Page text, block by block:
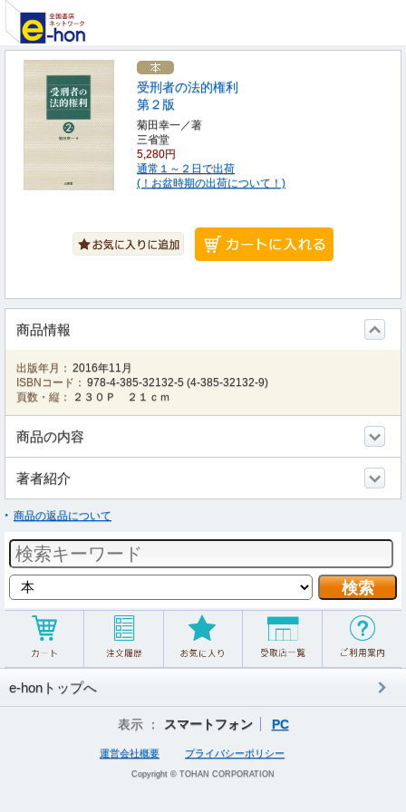
受刑者の法的権利
第２版
菊田幸一／著
三省堂
5,280円
通常１～２日で出荷
(！お盆時期の出荷について！)
商品情報
出版年月： 2016年11月
ISBNコード： 978-4-385-32132-5 (4-385-32132-9)
頁数・縦：
２３０Ｐ ２１ｃｍ
商品の内容
著者紹介
商品の返品について
e-honトップへ
表示 ： スマートフォン PC
運営会社概要 プライバシーポリシー
Copyright © TOHAN CORPORATION